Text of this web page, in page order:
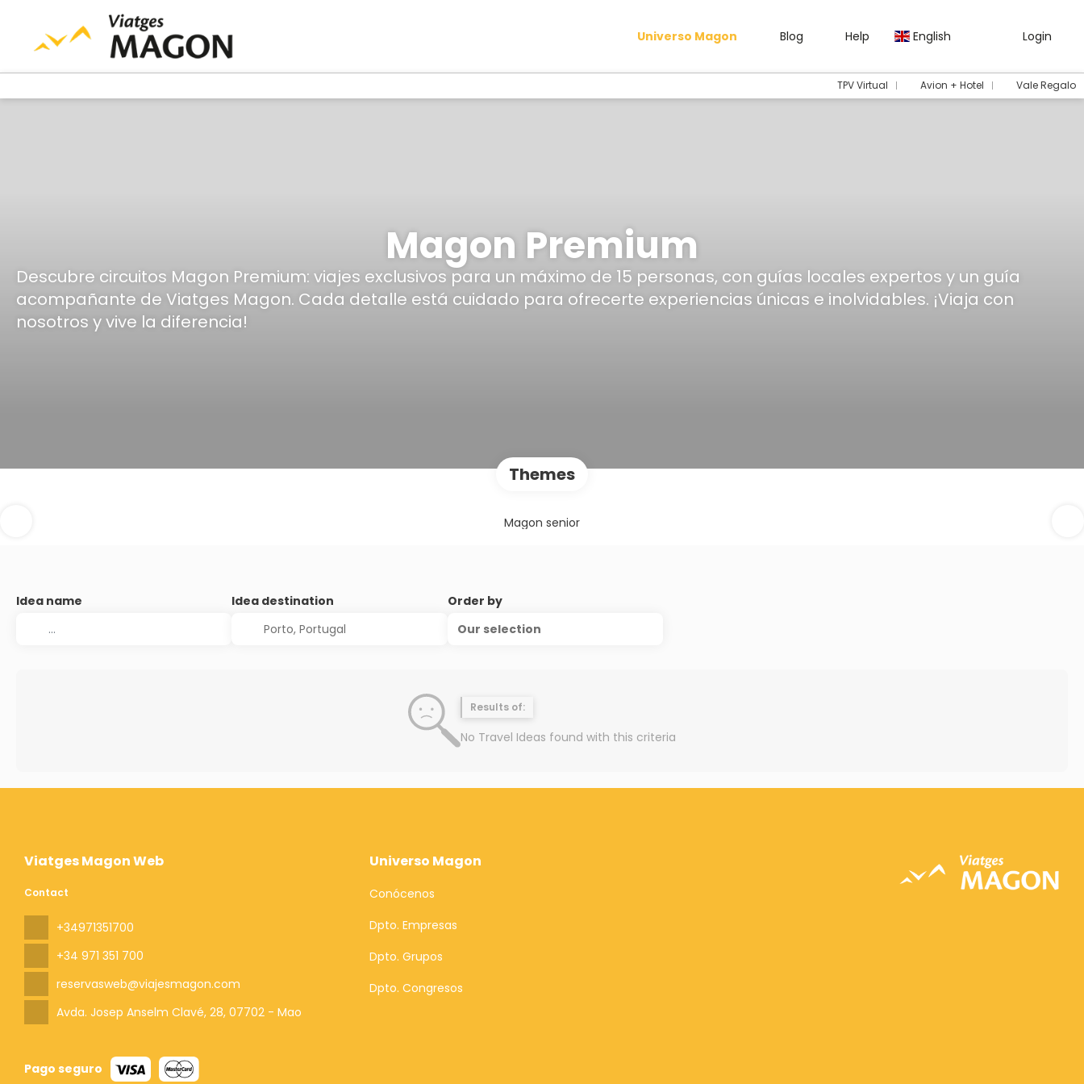
Universo Magon Blog Help English Login
TPV Virtual Avion + Hotel Vale Regalo
Magon Premium
Descubre circuitos Magon Premium: viajes exclusivos para un máximo de 15 personas, con guías locales expertos y un guía
acompañante de Viatges Magon. Cada detalle está cuidado para ofrecerte experiencias únicas e inolvidables. ¡Viaja con
nosotros y vive la diferencia!
Themes
Magon senior
Idea name Idea destination
Order by
Our selection
Results of:
No Travel Ideas found with this criteria
Viatges Magon Web
Contact
+34971351700
+34 971 351 700
reservasweb@viajesmagon.com
Avda. Josep Anselm Clavé, 28, 07702 - Mao
Pago seguro
Universo Magon
Conócenos
Dpto. Empresas
Dpto. Grupos
Dpto. Congresos